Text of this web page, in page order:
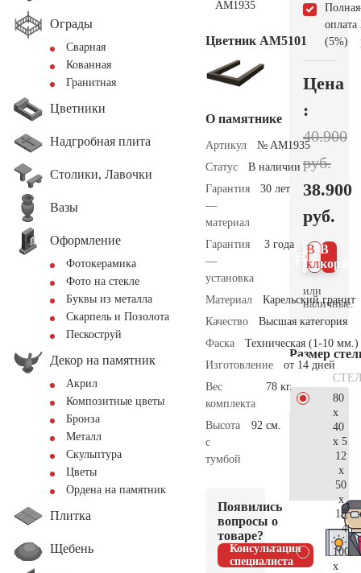
Ограды
Сварная
Кованная
Гранитная
Цветники
Надгробная плита
Столики, Лавочки
Вазы
Оформление
Фотокерамика
Фото на стекле
Буквы из металла
Скарпель и Позолота
Пескоструй
Декор на памятник
Акрил
Композитные цветы
Бронза
Металл
Скульптура
Цветы
Ордена на памятник
Плитка
Щебень
Цветник АМ5101
О памятнике
Артикул
№ AM1935
Статус
В наличии
Гарантия
—
материал
30 лет
Гарантия
—
установка
3 года
Материал
Карельский гранит
Качество
Высшая категория
Фаска
Техническая (1-10 мм.)
Изготовление
от 14 дней
Вес
комплекта
78 кг.
Высота
с
тумбой
92 см.
Появились
вопросы о
товаре?
Консультация
специалиста
Полная
оплата
(5%)
Цена
:
40.900
руб.
38.900
руб.
В
В 1
клик
или
наличные.
Размер
80
x
40
x 5
12
x
50
x
15
100
x